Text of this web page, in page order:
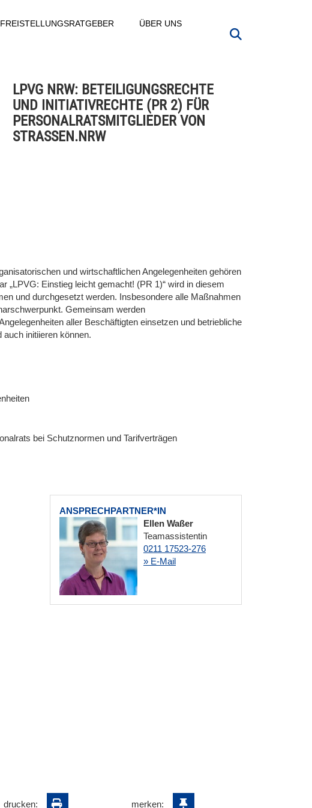
FREISTELLUNGSRATGEBER ÜBER UNS
LPVG NRW: BETEILIGUNGSRECHTE
UND INITIATIVRECHTE (PR 2) FÜR
PERSONALRATSMITGLIEDER VON
STRASSEN.NRW
und wirtschaftlichen Angelegenheiten gehören
„LPVG: Einstieg leicht gemacht! (PR 1)“ wird in diesem
und durchgesetzt werden. Insbesondere alle Maßnahmen
Gemeinsam werden
aller Beschäftigten einsetzen und betriebliche
initiieren können.
bei Schutznormen und Tarifverträgen
ANSPRECHPARTNER*IN
Ellen Waßer
Teamassistentin
0211 17523-276
» E-Mail
drucken: merken: